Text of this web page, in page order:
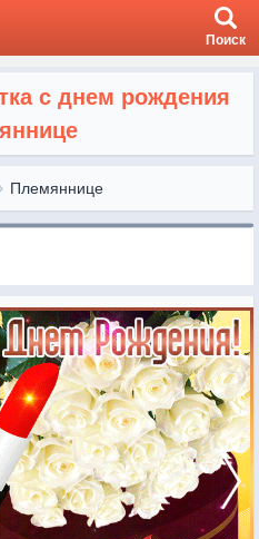
Поиск
с днем рождения
Племяннице